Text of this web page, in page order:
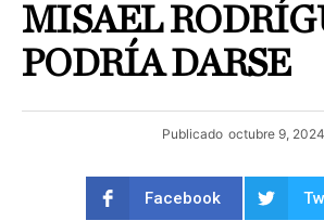
MISAEL
PODRÍA DARSE
Publicado octubre 9, 2024
Facebook